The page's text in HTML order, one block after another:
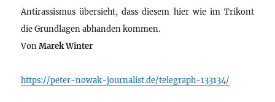
Antirassismus übersieht, dass diesem hier wie im Trikont
die Grundlagen abhanden kommen.
VonMarek Winter
https://peter-nowak-journalist.de/telegraph-133134/